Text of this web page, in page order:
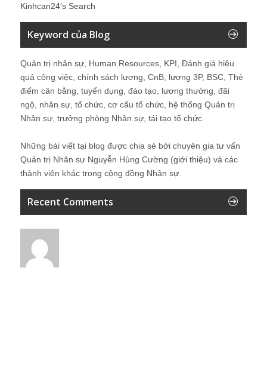
Kinhcan24′s Search
Keyword của Blog
Quản trị nhân sự, Human Resources, KPI, Đánh giá hiệu
quả công việc, chính sách lương, CnB, lương 3P, BSC, Thẻ
điểm cân bằng, tuyển dụng, đào tạo, lương thưởng, đãi
ngộ, nhân sự, tổ chức, cơ cấu tổ chức, hệ thống Quản trị
Nhân sự, trưởng phòng Nhân sự, tái tạo tổ chức
Những bài viết tại blog được chia sẻ bởi chuyên gia tư vấn
Quản trị Nhân sự Nguyễn Hùng Cường (giới thiệu) và các
thành viên khác trong cộng đồng Nhân sự.
Recent Comments